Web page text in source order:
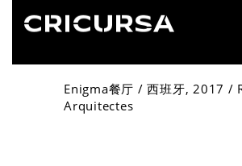
Enigma餐厅 / 西班牙, 2017 /
Arquitectes